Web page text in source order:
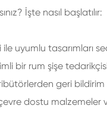
İşte nasıl başlatılır:
uyumlu tasarımları
bir rum şişe tedarikçisi
geri bildirim
dostu malzemeler